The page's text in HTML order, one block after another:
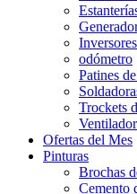
Inversores
odómetro
Patines
Trockets
Ofertas del Mes
Pinturas
Brochas
Cemento